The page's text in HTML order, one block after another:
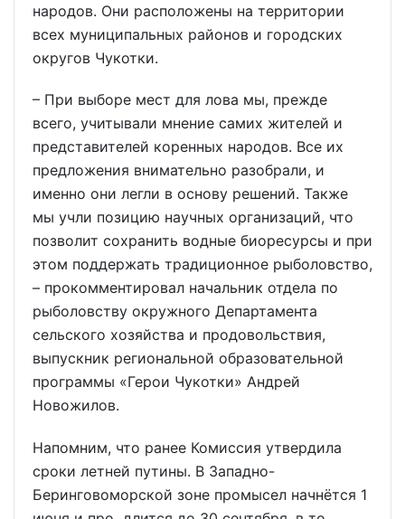
народов. Они расположены на территории
всех муниципальных районов и городских
округов Чукотки.
– При выборе мест для лова мы, прежде
всего, учитывали мнение самих жителей и
представителей коренных народов. Все их
предложения внимательно разобрали, и
именно они легли в основу решений. Также
мы учли позицию научных организаций, что
позволит сохранить водные биоресурсы и при
этом поддержать традиционное рыболовство,
– прокомментировал начальник отдела по
рыболовству окружного Департамента
сельского хозяйства и продовольствия,
выпускник региональной образовательной
программы «Герои Чукотки» Андрей
Новожилов.
Напомним, что ранее Комиссия утвердила
сроки летней путины. В Западно-
Беринговоморской зоне промысел начнётся 1